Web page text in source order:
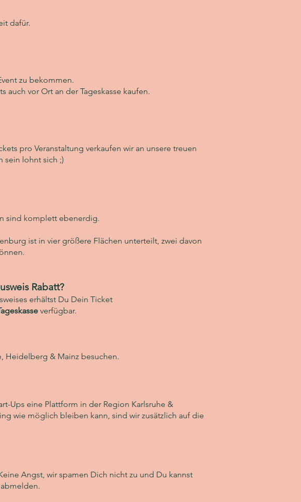
dafür.
zu bekommen.
vor Ort an der Tageskasse kaufen.
pro Veranstaltung verkaufen wir an unsere treuen
sein lohnt sich ;)
sind komplett ebenerdig.
ist in vier größere Flächen unterteilt, zwei davon
Rabatt?
erhältst Du Dein Ticket
verfügbar.
Heidelberg & Mainz besuchen.
Ups eine Plattform in der Region Karlsruhe &
wie möglich bleiben kann, sind wir zusätzlich auf die
Angst, wir spamen Dich nicht zu und Du kannst